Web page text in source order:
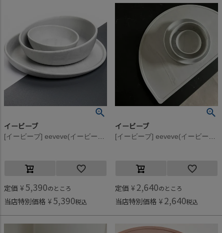
イービーブ
[イービーブ] eeveve(イービーブ) 【ギフトボックス入り】 プレート・ボウル3点セット Marble / Cloudy Gray
定価 ¥ 5,390のところ
当店特別価格 ¥ 5,390税込
イービーブ
[イービーブ] eeveve(イービーブ) Marble シリコンプレースマット Cloudy Gray
定価 ¥ 2,640のところ
当店特別価格 ¥ 2,640税込